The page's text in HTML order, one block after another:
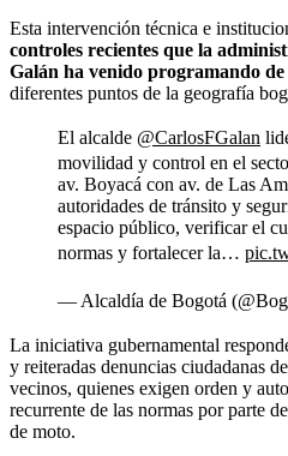
Esta intervención técnica e
controles recientes que la
Galán ha venido programando
diferentes puntos de la geografía
El alcalde @CarlosFGalan
movilidad y control en el
av. Boyacá con av. de Las
autoridades de tránsito y
espacio público, verificar el
normas y fortalecer la…
— Alcaldía de Bogotá
La iniciativa gubernamental
y reiteradas denuncias ciudadanas
vecinos, quienes exigen orden y
recurrente de las normas por parte
de moto.